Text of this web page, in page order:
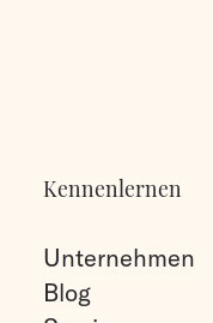
Kennenlernen
Unternehmen
Blog